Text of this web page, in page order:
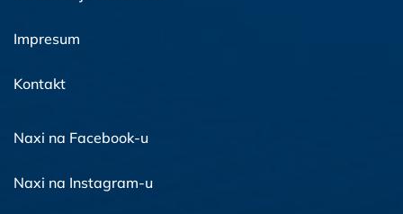
Impresum
Kontakt
Naxi na Facebook-u
Naxi na Instagram-u